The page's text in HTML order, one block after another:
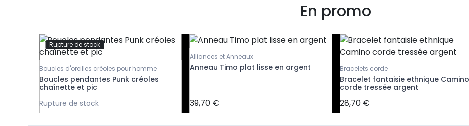
En promo
Rupture de stock
Boucles d'oreilles créoles pour homme
Boucles pendantes Punk créoles
chaînette et pic
Rupture de stock
Alliances et Anneaux
Anneau Timo plat lisse en argent
39,70 €
Bracelets corde
Bracelet fantaisie ethnique Camino
corde tressée argent
28,70 €